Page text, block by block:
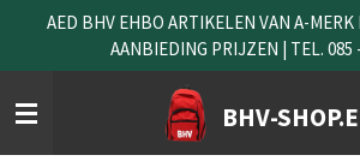
naar
de
hoofdinhoud
BHV-
AED BHV EHBO ARTIKELEN VAN A-
AANBIEDING PRIJZEN | TEL. 085